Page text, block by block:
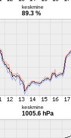
keskmine
89.3 %
keskmine
1005.6 hPa